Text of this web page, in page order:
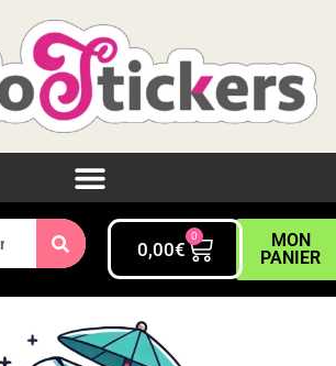
0,00€
0
MON
PANIER